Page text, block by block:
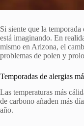
Si siente que la
está imaginando. En
mismo en Arizona, el
problemas de polen y
Temporadas de alergias
Las temperaturas más
de carbono añaden más
año.